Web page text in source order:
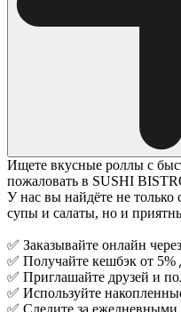
Ищете вкусные роллы с
пожаловать в SUSHI
У нас вы найдёте не
супы и салаты, но и
✅ Заказывайте онлайн
✅ Получайте кешбэк от 5%
✅ Приглашайте друзей и
✅ Используйте